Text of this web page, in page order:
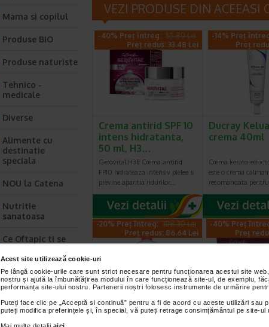
Acest site utilizează cookie-uri
Pe lângă cookie-urile care sunt strict necesare pentru funcționarea acestui site
nostru și ajută la îmbunătățirea modului în care funcționează site-ul, de exemplu,
performanța site-ului nostru. Partenerii noștri folosesc instrumente de urmărire
Puteți face clic pe „Acceptă si continuă” pentru a fi de acord cu aceste utilizări
puteți modifica preferințele și, în special, vă puteți retrage consimțământul pe site-ul
Mai multe detalii aici
VEZI PRODUSE DIN ACEEASI
-40% Preț întreg: 55.80 Lei
Preț redus: 33.48 Lei
Crema antirid SPF 10
intens hidratanta,
50 ml, H3…
Gerovital H3E Crema antirid
FP10 hidrateaza intensiv pielea si
previne aparitia ridurilor…
-14% Preț
Preț
Ducray
crema 40ml
Crema
este o crema
recomandata
-20% Preț întreg: 108.30 Lei
Preț redus: 86.64 Lei
Bioderma Sensibio
-40% Preț
Preț
Gerovital H3
Mama si copilul
Produse BIO
Produse naturiste
Tehnico -
medicale
Diverse
Alimente cu
destinatie
speciala
NOU la Catena
Nutritie
sanatoasa
Ce Oftapic ti se
Adora – Adorabili
din prima clipa
Seturi cadou
Baylis&Harding